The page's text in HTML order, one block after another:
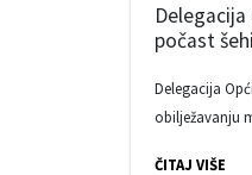
počast
Delegacija
obilježavanju
ČITAJ VIŠE